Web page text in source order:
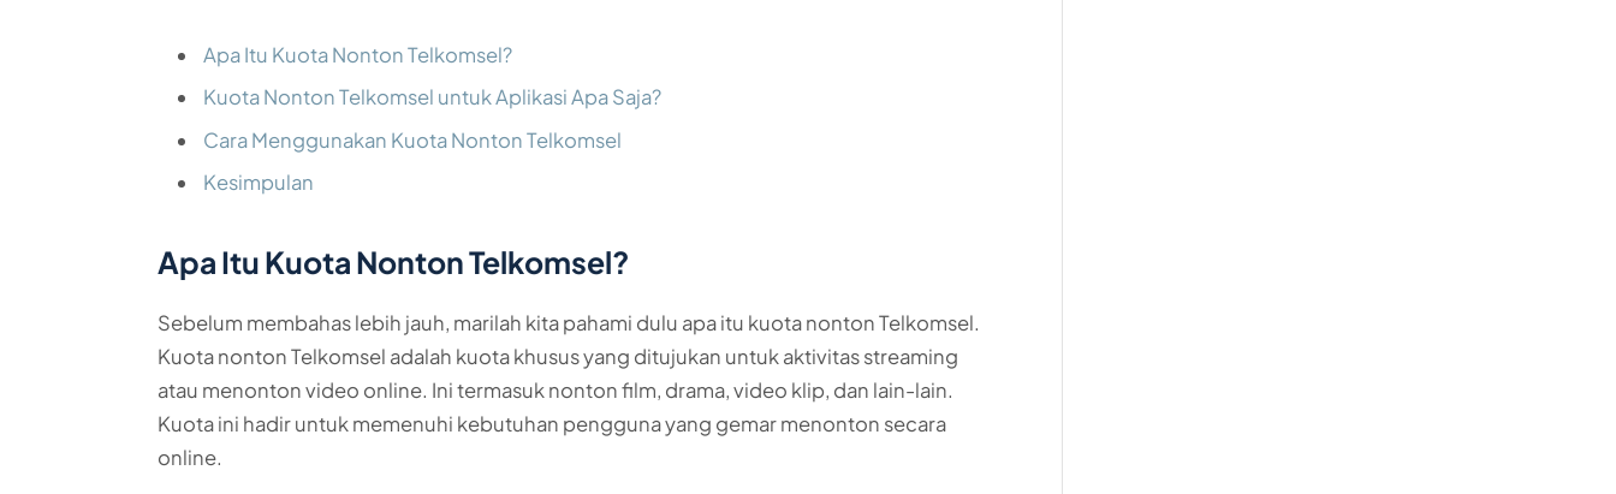
Apa Itu Kuota Nonton Telkomsel?
Kuota Nonton Telkomsel untuk Aplikasi Apa Saja?
Cara Menggunakan Kuota Nonton Telkomsel
Kesimpulan
Apa Itu Kuota Nonton Telkomsel?
Sebelum membahas lebih jauh, marilah kita pahami dulu apa itu kuota nonton Telkomsel.
Kuota nonton Telkomsel adalah kuota khusus yang ditujukan untuk aktivitas streaming
atau menonton video online. Ini termasuk nonton film, drama, video klip, dan lain-lain.
Kuota ini hadir untuk memenuhi kebutuhan pengguna yang gemar menonton secara
online.